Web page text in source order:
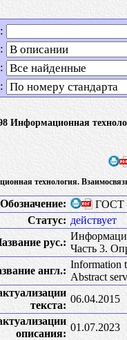
технология.
Обозначение:
ГОСТ
Статус: действует
рус.:
Часть 3.
англ.:
Information
Abstract
текста:
06.04.2015
описания:
01.07.2023